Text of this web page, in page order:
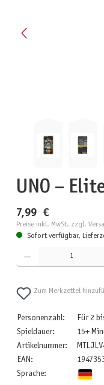
UNO –
7,99 €
Preise inkl. MwSt. zzgl.
Sofort verfügbar,
Produkt Anzahl: Gib den
Zum Merkzettel
Personenzahl:
Für 2
Spieldauer:
15+
Artikelnummer:
EAN:
Sprache: